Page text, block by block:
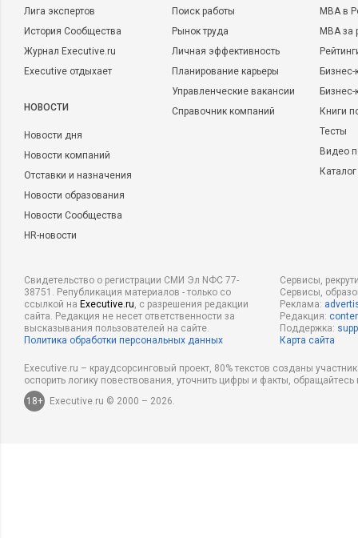
Лига экспертов
История Сообщества
Журнал Executive.ru
Executive отдыхает
НОВОСТИ
Новости дня
Новости компаний
Отставки и назначения
Новости образования
Новости Сообщества
HR-новости
Поиск работы
Рынок труда
Личная эффективность
Планирование карьеры
Управленческие вакансии
Справочник компаний
MBA в
MBA
Бизнес-
Книги
Тесты
Видео
Свидетельство о регистрации СМИ Эл NФС 77-
38751. Републикация материалов - только со
ссылкой на Executive.ru, с разрешения редакции
сайта. Редакция не несет ответственности за
высказывания пользователей на сайте.
Политика обработки персональных данных
Сервисы,
Сервисы,
Реклама:
Редакция:
Поддержка:
Карта сайта
Executive.ru – краудсорсинговый проект, 80% текстов созданы
оспорить логику повествования, уточнить цифры и факты,
18+
Executive.ru © 2000 – 2026.